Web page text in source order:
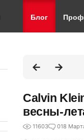
Блог
Calvin
весны-
11603 018